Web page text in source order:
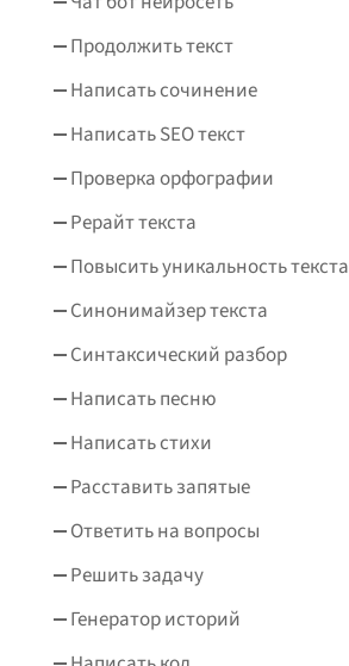
Продолжить текст
Написать сочинение
Написать SEO текст
Проверка орфографии
Рерайт текста
Повысить уникальность текста
Синонимайзер текста
Синтаксический разбор
Написать песню
Написать стихи
Расставить запятые
Ответить на вопросы
Решить задачу
Генератор историй